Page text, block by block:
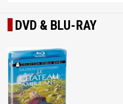
DVD & BLU-RAY